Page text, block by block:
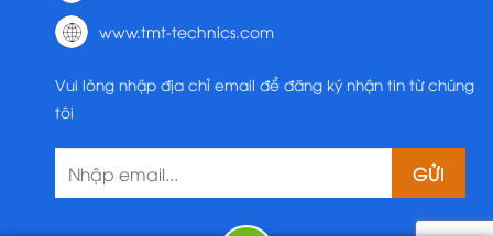
www.tmt-technics.com
Vui lòng nhập địa chỉ email để đăng ký nhận tin từ chúng
tôi